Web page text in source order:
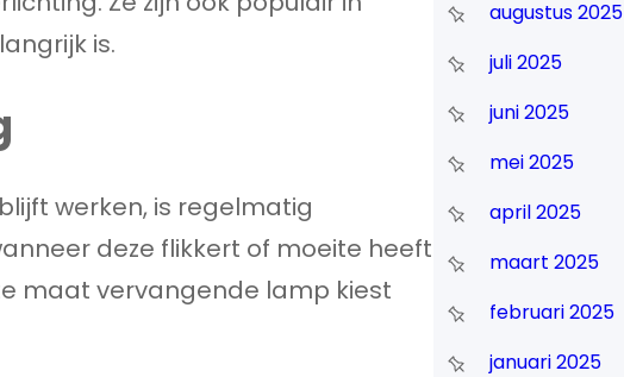
is.
werken, is regelmatig
deze flikkert of moeite heeft
maat vervangende lamp kiest
augustus 2025
juli 2025
juni 2025
mei 2025
april 2025
maart 2025
februari 2025
januari 2025